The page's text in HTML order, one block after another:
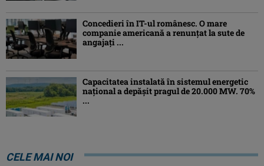
Concedieri în IT-ul românesc. O mare
companie americană a renunțat la sute de
angajați ...
Capacitatea instalată în sistemul energetic
național a depășit pragul de 20.000 MW. 70%
...
CELE MAI NOI